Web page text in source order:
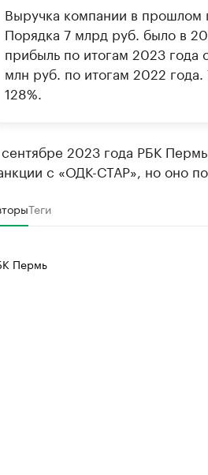
Выручка компании в прошлом
Порядка 7 млрд руб. было в
прибыль по итогам 2023 года
млн руб. по итогам 2022
128%.
2023 года РБК Пермь
с «ОДК-СТАР», но оно
Теги
Пермь